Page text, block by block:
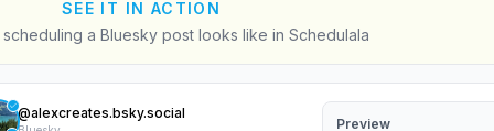
SEE IT IN ACTION
a Bluesky post looks like in Schedulala
@alexcreates.bsky.social
Preview